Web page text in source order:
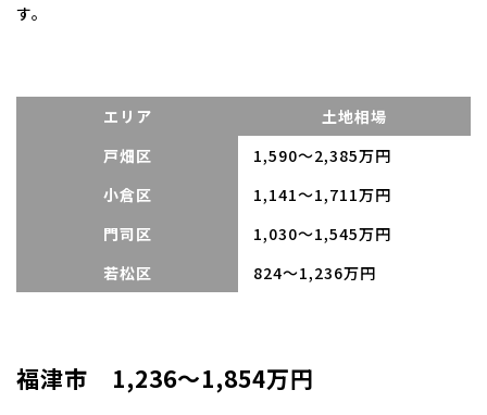
す。
エリア
土地相場
戸畑区
1,590～2,385万円
小倉区
1,141～1,711万円
門司区
1,030～1,545万円
若松区
824～1,236万円
福津市 1,236～1,854万円